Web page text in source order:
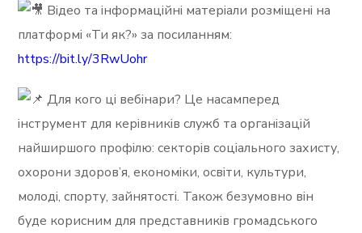
Відео та інформаційні матеріали розміщені на
платформі «Ти як?» за посиланням:
https://bit.ly/3RwUohr
Для кого ці вебінари? Це насамперед
інструмент для керівників служб та організацій
найширшого профілю: секторів соціального захисту,
охорони здоров’я, економіки, освіти, культури,
молоді, спорту, зайнятості. Також безумовно він
буде корисним для представників громадського